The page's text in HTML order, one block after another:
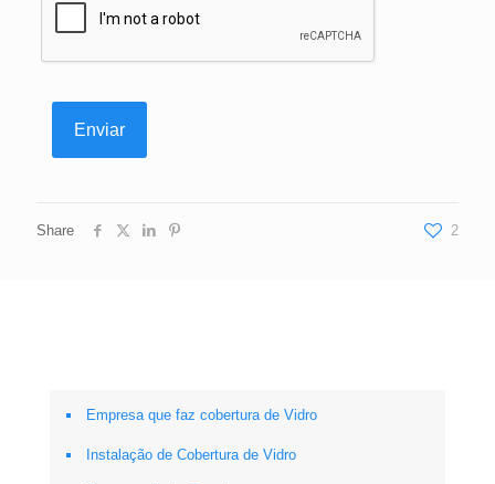
Share 2
Empresa que faz cobertura de Vidro
Instalação de Cobertura de Vidro